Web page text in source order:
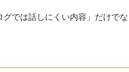
では話しにくい内容」だけでな